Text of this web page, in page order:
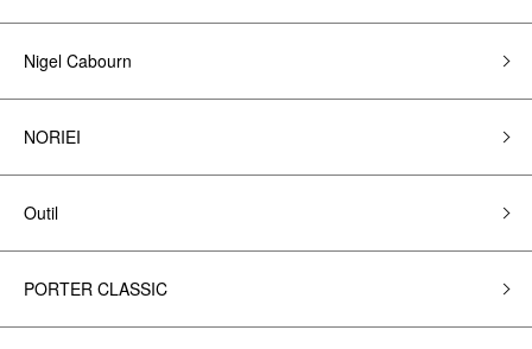
Nigel Cabourn
NORIEI
Outil
PORTER CLASSIC